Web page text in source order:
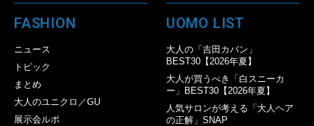
FASHION
ニュース
トピック
まとめ
大人のユニクロ／GU
展示会ルポ
UOMO LIST
大人の「吉田カバン」
BEST30【2026年夏】
大人が買うべき「白スニーカ
ー」BEST30【2026年夏】
人気サロンが考える「大人ヘア
の正解」SNAP